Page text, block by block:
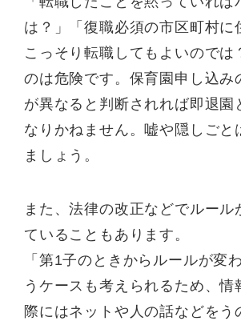
は？」「復職必須の市区町村に
こっそり転職してもよいのでは
のは危険です。保育園申し込み
が異なると判断されれば即退園
なりかねません。嘘や隠しごと
ましょう。
また、法律の改正などでルール
ていることもあります。
「第1子のときからルールが変
うケースも考えられるため、情
際にはネットや人の話などをう